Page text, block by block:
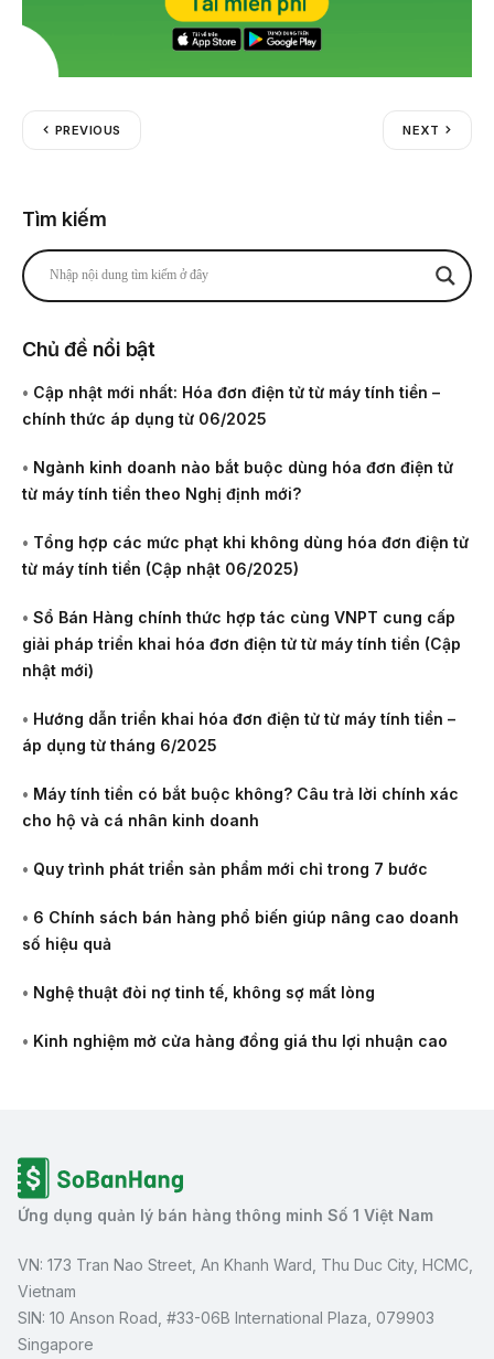
PREVIOUS NEXT
Tìm kiếm
Chủ đề nổi bật
• Cập nhật mới nhất: Hóa đơn điện tử từ máy tính tiền –
chính thức áp dụng từ 06/2025
• Ngành kinh doanh nào bắt buộc dùng hóa đơn điện tử
từ máy tính tiền theo Nghị định mới?
• Tổng hợp các mức phạt khi không dùng hóa đơn điện tử
từ máy tính tiền (Cập nhật 06/2025)
• Sổ Bán Hàng chính thức hợp tác cùng VNPT cung cấp
giải pháp triển khai hóa đơn điện tử từ máy tính tiền (Cập
nhật mới)
• Hướng dẫn triển khai hóa đơn điện tử từ máy tính tiền –
áp dụng từ tháng 6/2025
• Máy tính tiền có bắt buộc không? Câu trả lời chính xác
cho hộ và cá nhân kinh doanh
• Quy trình phát triển sản phẩm mới chỉ trong 7 bước
• 6 Chính sách bán hàng phổ biến giúp nâng cao doanh
số hiệu quả
• Nghệ thuật đòi nợ tinh tế, không sợ mất lòng
• Kinh nghiệm mở cửa hàng đồng giá thu lợi nhuận cao
Ứng dụng quản lý bán hàng thông minh Số 1 Việt Nam
VN: 173 Tran Nao Street, An Khanh Ward, Thu Duc City, HCMC,
Vietnam
SIN: 10 Anson Road, #33-06B International Plaza, 079903
Singapore